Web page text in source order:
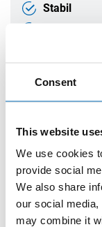
Consent
This website
We use cookies
provide social
We also share
our social
may combine it
Stabil
OTTO
Der
Optimal
Kartusche